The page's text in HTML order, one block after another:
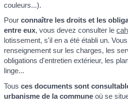
couleurs...).
Pourconnaître les droits et les
entre eux, vous devez consulter le
lotissement, s'il en a été établi un.
renseignement sur les charges, les
obligations d'entretien extérieur, les
linge...
Tousces documents sont
urbanisme de la commune où se